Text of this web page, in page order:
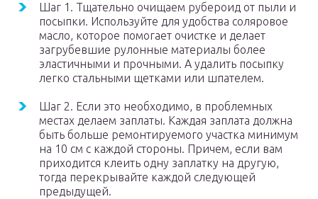
Шаг 1. Тщательно очищаем рубероид от пыли и
посыпки. Используйте для удобства соляровое
масло, которое помогает очистке и делает
загрубевшие рулонные материалы более
эластичными и прочными. А удалить посыпку
легко стальными щетками или шпателем.
Шаг 2. Если это необходимо, в проблемных
местах делаем заплаты. Каждая заплата должна
быть больше ремонтируемого участка минимум
на 10 см с каждой стороны. Причем, если вам
приходится клеить одну заплатку на другую,
тогда перекрывайте каждой следующей
предыдущей.